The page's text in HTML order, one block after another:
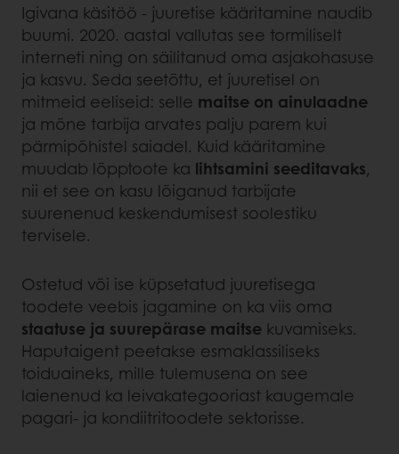
Igivana käsitöö - juuretise kääritamine naudib
buumi. 2020. aastal vallutas see tormiliselt
interneti ning on säilitanud oma asjakohasuse
ja kasvu. Seda seetõttu, et juuretisel on
mitmeid eeliseid: selle maitse on ainulaadne
ja mõne tarbija arvates palju parem kui
pärmipõhistel saiadel. Kuid kääritamine
muudab lõpptoote ka lihtsamini seeditavaks,
nii et see on kasu lõiganud tarbijate
suurenenud keskendumisest soolestiku
tervisele.
Ostetud või ise küpsetatud juuretisega
toodete veebis jagamine on ka viis oma
staatuse ja suurepärase maitse kuvamiseks.
Haputaigent peetakse esmaklassiliseks
toiduaineks, mille tulemusena on see
laienenud ka leivakategooriast kaugemale
pagari- ja kondiitritoodete sektorisse.